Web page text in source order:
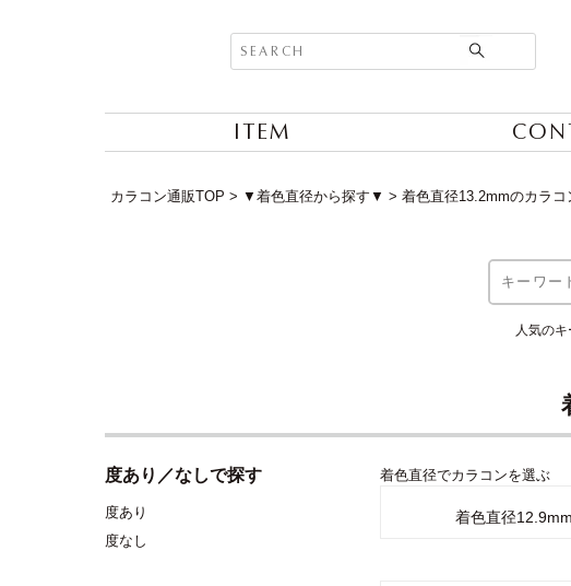
ITEM
カラコン通販TOP ▼着色直径から探す▼ 着色直径13.2mmのカラコ
人気のキ
度あり／なしで探す
度あり
度なし
着色直径でカラコンを選ぶ
着色直径